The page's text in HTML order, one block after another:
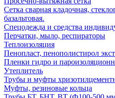
Сетка сварная кладочная,
базальтовая.
Спецодежда и средства
Перчатки, мыло, респираторы
Теплоизоляция
Пенопласт, пенополистирол
Пленки гидро и
Утеплитель
Трубы и муфты
Муфты, резиновые кольца